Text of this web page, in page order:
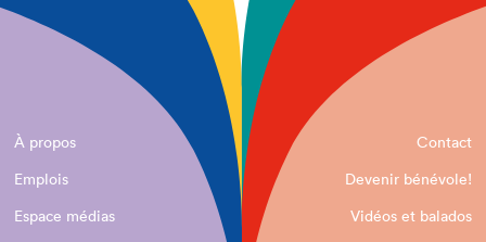
À propos
Contact
Emplois
Devenir bénévole!
Espace médias
Vidéos et balados